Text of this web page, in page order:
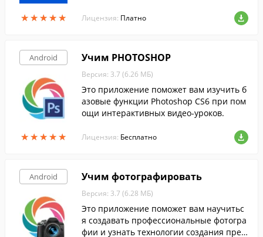
★★★★★
★★★★★ Лицензия: Платно
Android
★★★★★
★★★★★
Учим PHOTOSHOP
Версия: 3.7 (6.26 МБ)
Это приложение поможет вам изучить б
азовые функции Photoshop CS6 при пом
ощи интерактивных видео-уроков.
Лицензия: Бесплатно
Android Учим фотографировать
Версия: 3.7 (6.28 МБ)
Это приложение поможет вам научитьс
я создавать профессиональные фотогра
фии и узнать технологии создания прек